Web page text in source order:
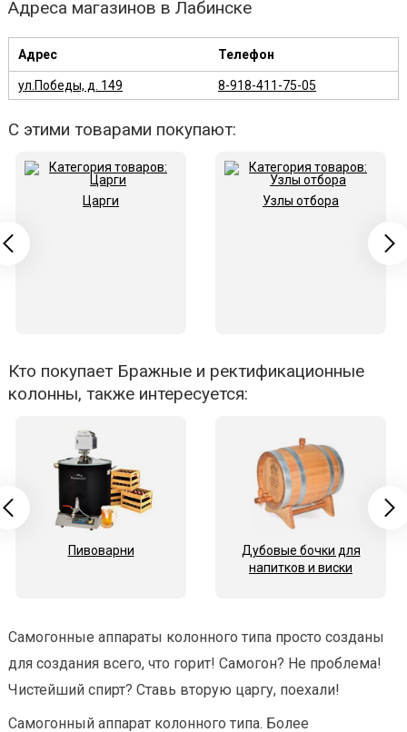
Адреса магазинов в Лабинске
Адрес Телефон
ул.Победы, д. 149 8-918-411-75-05
С этими товарами покупают:
Царги Узлы отбора
Кто покупает Бражные и ректификационные
колонны, также интересуется:
Пивоварни
Дубовые бочки для
напитков и виски
Самогонные аппараты колонного типа просто созданы
для создания всего, что горит! Самогон? Не проблема!
Чистейший спирт? Ставь вторую царгу, поехали!
Самогонный аппарат колонного типа. Более